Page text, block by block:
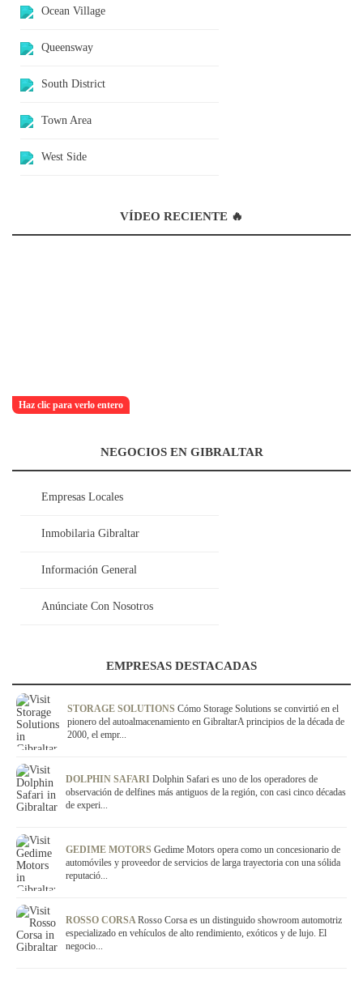
Ocean Village
Queensway
South District
Town Area
West Side
VÍDEO RECIENTE 🔥
Haz clic para verlo entero
NEGOCIOS EN GIBRALTAR
Empresas Locales
Inmobilaria Gibraltar
Información General
Anúnciate Con Nosotros
EMPRESAS DESTACADAS
STORAGE SOLUTIONS Cómo Storage Solutions se convirtió en el
pionero del autoalmacenamiento en GibraltarA principios de la década de
2000, el empr...
DOLPHIN SAFARI Dolphin Safari es uno de los operadores de
observación de delfines más antiguos de la región, con casi cinco décadas
de experi...
GEDIME MOTORS Gedime Motors opera como un concesionario de
automóviles y proveedor de servicios de larga trayectoria con una sólida
reputació...
ROSSO CORSARosso Corsa es un distinguido showroom automotriz
especializado en vehículos de alto rendimiento, exóticos y de lujo. El
negocio...